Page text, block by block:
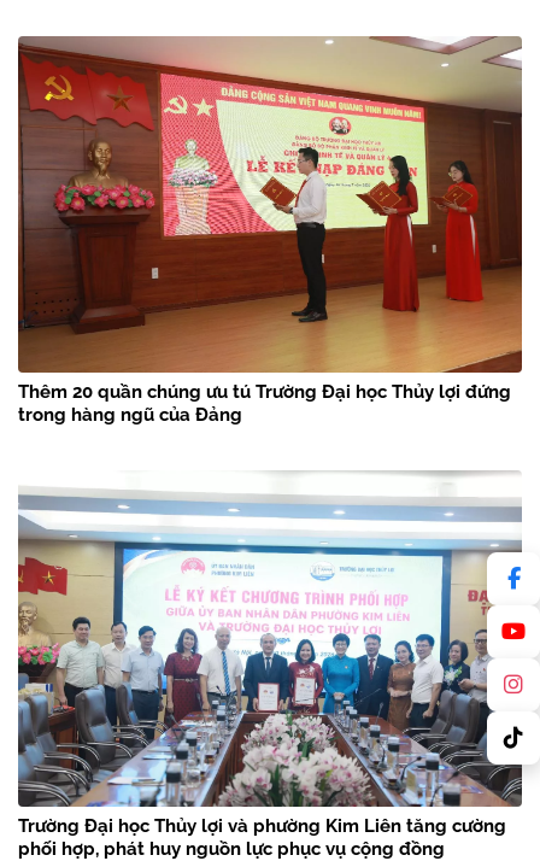
Thêm 20 quần chúng ưu tú Trường Đại học Thủy lợi đứng
trong hàng ngũ của Đảng
Trường Đại học Thủy lợi và phường Kim Liên tăng cường
phối hợp, phát huy nguồn lực phục vụ cộng đồng